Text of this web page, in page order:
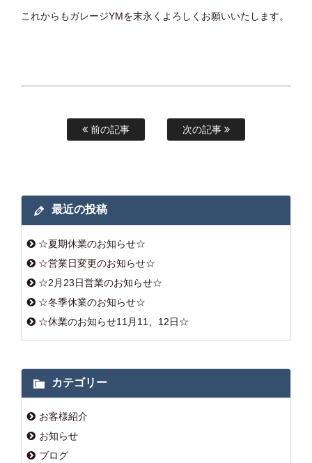
これからもガレージYMを末永くよろしくお願いいたします。
前の記事 次の記事
最近の投稿
☆夏期休業のお知らせ☆
☆営業日変更のお知らせ☆
☆2月23日営業のお知らせ☆
☆冬季休業のお知らせ☆
☆休業のお知らせ11月11、12日☆
カテゴリー
お客様紹介
お知らせ
ブログ